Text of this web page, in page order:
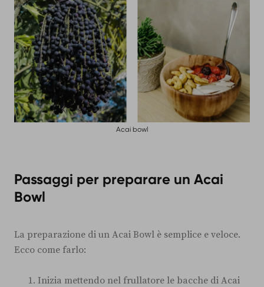
Acai bowl
Passaggi per preparare un Acai
Bowl
La preparazione di un Acai Bowl è semplice e veloce.
Ecco come farlo:
Inizia mettendo nel frullatore le bacche di Acai